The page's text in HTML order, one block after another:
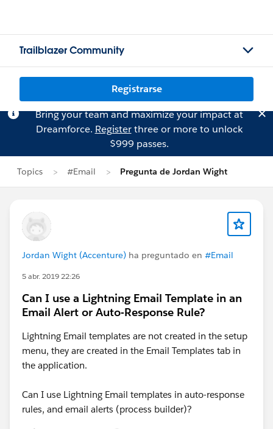
Trailblazer Community
Registrarse
Bring your team and maximize your impact at
Dreamforce. Registerthree or more to unlock
$999 passes.
Topics #Email Pregunta de Jordan Wight
Jordan Wight (Accenture) ha preguntado en #Email
5 abr. 2019 22:26
Can I use a Lightning Email Template in an
Email Alert or Auto-Response Rule?
Lightning Email templates are not created in the setup
menu, they are created in the Email Templates tab in
the application.
Can I use Lightning Email templates in auto-response
rules, and email alerts (process builder)?